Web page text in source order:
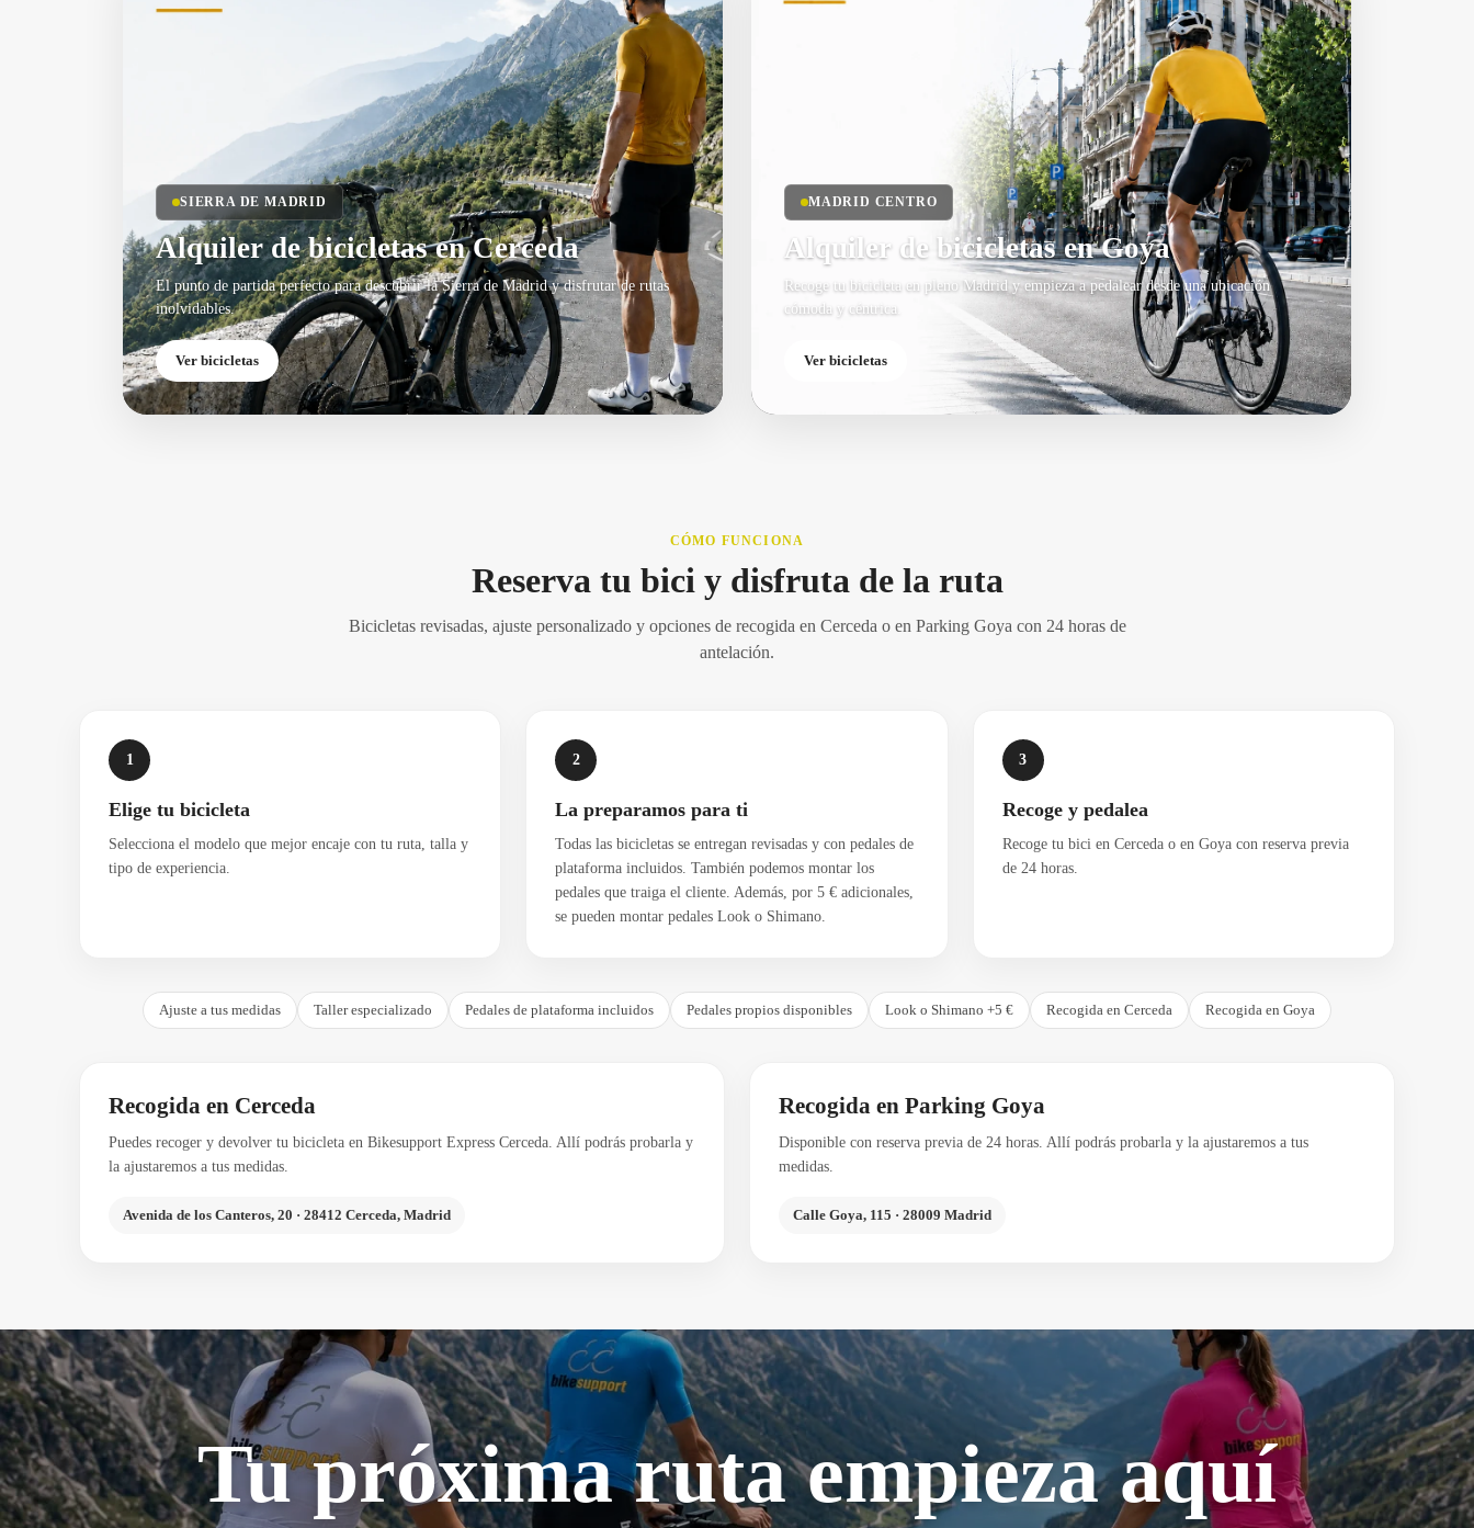
SIERRA DE MADRID
Alquiler de bicicletas en Cerceda
El punto de partida perfecto para descubrir la Sierra de Madrid y disfrutar de rutas
inolvidables.
Ver bicicletas
MADRID CENTRO
Alquiler de bicicletas en Goya
Recoge tu bicicleta en pleno Madrid y empieza a pedalear desde una ubicación
cómoda y céntrica.
Ver bicicletas
CÓMO FUNCIONA
Reserva tu bici y disfruta de la ruta
Bicicletas revisadas, ajuste personalizado y opciones de recogida en Cerceda o en Parking Goya con 24 horas de
antelación.
1
Elige tu bicicleta
Selecciona el modelo que mejor encaje con tu ruta, talla y
tipo de experiencia.
2
La preparamos para ti
Todas las bicicletas se entregan revisadas y con pedales de
plataforma incluidos. También podemos montar los
pedales que traiga el cliente. Además, por 5 € adicionales,
se pueden montar pedales Look o Shimano.
3
Recoge y pedalea
Recoge tu bici en Cerceda o en Goya con reserva previa
de 24 horas.
Ajuste a tus medidas Taller especializado Pedales de plataforma incluidos Pedales propios disponibles Look o Shimano +5 € Recogida en Cerceda Recogida en Goya
Recogida en Cerceda
Puedes recoger y devolver tu bicicleta en Bikesupport Express Cerceda. Allí podrás probarla y
la ajustaremos a tus medidas.
Avenida de los Canteros, 20 · 28412 Cerceda, Madrid
Recogida en Parking Goya
Disponible con reserva previa de 24 horas. Allí podrás probarla y la ajustaremos a tus
medidas.
Calle Goya, 115 · 28009 Madrid
Tu próxima ruta empieza aquí